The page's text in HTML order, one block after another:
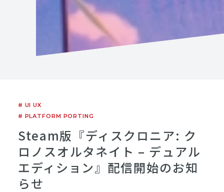
# UI UX
# PLATFORM PORTING
Steam版『ディスクロニア: ク
ロノスオルタネイト – デュアル
エディション』配信開始のお知
らせ